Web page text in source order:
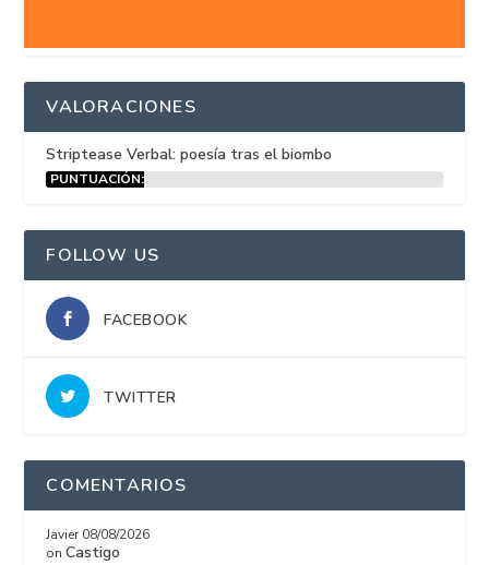
VALORACIONES
Striptease Verbal: poesía tras el biombo
PUNTUACIÓN:
FOLLOW US
FACEBOOK
TWITTER
COMENTARIOS
Javier 08/08/2026
onCastigo